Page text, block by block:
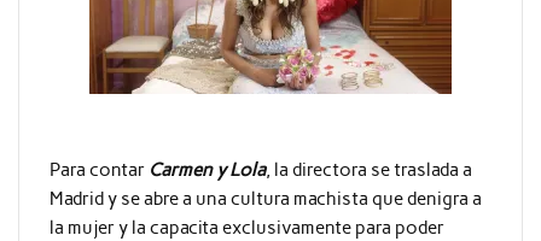
Para contar Carmen y Lola, la directora se traslada a
Madrid y se abre a una cultura machista que denigra a
la mujer y la capacita exclusivamente para poder